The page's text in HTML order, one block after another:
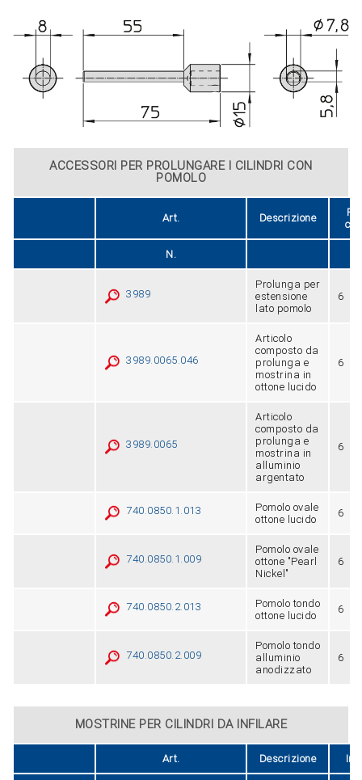
ACCESSORI PER PROLUNGARE I CILINDRI CON
POMOLO
Art. Descrizione
N.
3989
Prolunga per
estensione
lato pomolo
6
3989.0065.046
Articolo
composto da
prolunga e
mostrina in
ottone lucido
6
3989.0065
Articolo
composto da
prolunga e
mostrina in
alluminio
argentato
6
740.0850.1.013
Pomolo ovale
ottone lucido
6
740.0850.1.009
Pomolo ovale
ottone "Pearl
Nickel"
6
740.0850.2.013
Pomolo tondo
ottone lucido
6
740.0850.2.009
Pomolo tondo
alluminio
anodizzato
6
MOSTRINE PER CILINDRI DA INFILARE
Art. Descrizione